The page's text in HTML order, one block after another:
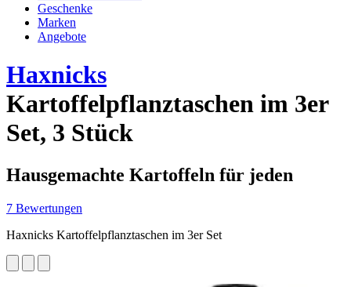
Geschenke
Marken
Angebote
Haxnicks
Kartoffelpflanztaschen im 3er
Set, 3 Stück
Hausgemachte Kartoffeln für jeden
7 Bewertungen
Haxnicks Kartoffelpflanztaschen im 3er Set